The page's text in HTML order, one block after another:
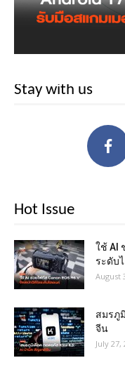
Stay with us
Hot Issue
ใช้ AI
ระดับ
August
สมรภู
จีน
July 27,